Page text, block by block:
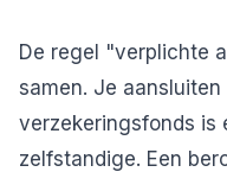
De regel "verplichte
samen. Je aansluiten
verzekeringsfonds is
zelfstandige. Een